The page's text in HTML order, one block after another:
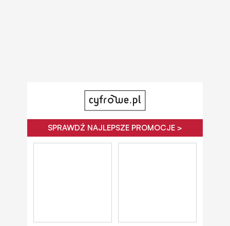
SPRAWDŹ NAJLEPSZE PROMOCJE >